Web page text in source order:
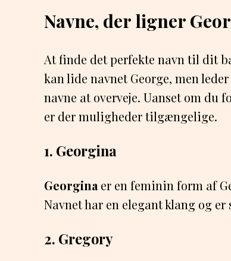
Navne, der ligner
At finde det perfekte navn til dit
kan lide navnet George, men
navne at overveje. Uanset om du
er der muligheder tilgængelige.
1. Georgina
Georgina er en feminin form af
Navnet har en elegant klang og
2. Gregory